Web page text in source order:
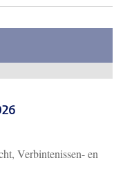
Verbintenissen- en